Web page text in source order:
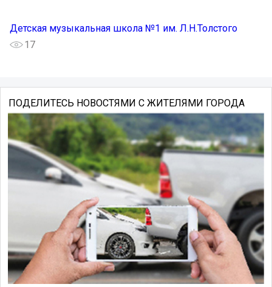
Детская музыкальная школа №1 им. Л.Н.Толстого
17
ПОДЕЛИТЕСЬ НОВОСТЯМИ С ЖИТЕЛЯМИ ГОРОДА